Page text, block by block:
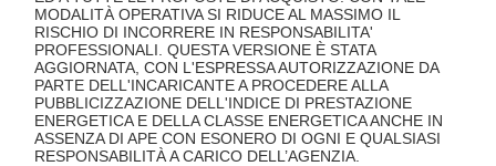
MODALITÀ OPERATIVA SI RIDUCE AL MASSIMO IL
RISCHIO DI INCORRERE IN RESPONSABILITA'
PROFESSIONALI. QUESTA VERSIONE È STATA
AGGIORNATA, CON L'ESPRESSA AUTORIZZAZIONE DA
PARTE DELL'INCARICANTE A PROCEDERE ALLA
PUBBLICIZZAZIONE DELL'INDICE DI PRESTAZIONE
ENERGETICA E DELLA CLASSE ENERGETICA ANCHE IN
ASSENZA DI APE CON ESONERO DI OGNI E QUALSIASI
RESPONSABILITÀ A CARICO DELL’AGENZIA.